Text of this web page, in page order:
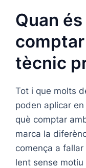
Quan
tècnic
Tot i que molts
poden aplicar
què comptar
marca la
comença a
lent sense